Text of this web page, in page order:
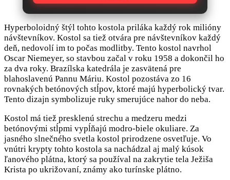
Hyperboloidný štýl tohto kostola priláka každý rok milióny
návštevníkov. Kostol sa tiež otvára pre návštevníkov každý
deň, nedovolí im to počas modlitby. Tento kostol navrhol
Oscar Niemeyer, so stavbou začal v roku 1958 a dokončil ho
za dva roky. Brazílska katedrála je zasvätená pre
blahoslavenú Pannu Máriu. Kostol pozostáva zo 16
rovnakých betónových stĺpov, ktoré majú hyperbolický tvar.
Tento dizajn symbolizuje ruky smerujúce nahor do neba.
Kostol má tiež presklenú strechu a medzeru medzi
betónovými stĺpmi vypĺňajú modro-biele okuliare. Za
jasného slnečného svetla kostol prirodzene osvetľuje. Vo
vnútri krypty tohto kostola sa nachádzal aj malý kúsok
ľanového plátna, ktorý sa používal na zakrytie tela Ježiša
Krista po ukrižovaní, známy ako turínske plátno.